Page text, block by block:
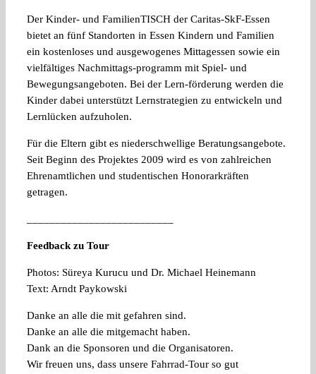
Der Kinder- und FamilienTISCH der Caritas-SkF-Essen
bietet an fünf Standorten in Essen Kindern und Familien
ein kostenloses und ausgewogenes Mittagessen sowie ein
vielfältiges Nachmittags-programm mit Spiel- und
Bewegungsangeboten. Bei der Lern-förderung werden die
Kinder dabei unterstützt Lernstrategien zu entwickeln und
Lernlücken aufzuholen.
Für die Eltern gibt es niederschwellige Beratungsangebote.
Seit Beginn des Projektes 2009 wird es von zahlreichen
Ehrenamtlichen und studentischen Honorarkräften
getragen.
Feedback zu Tour
Photos: Süreya Kurucu und Dr. Michael Heinemann
Text: Arndt Paykowski
Danke an alle die mit gefahren sind.
Danke an alle die mitgemacht haben.
Dank an die Sponsoren und die Organisatoren.
Wir freuen uns, dass unsere Fahrrad-Tour so gut